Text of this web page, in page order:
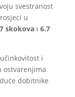
svestranost
u
skokovai 6.7
i
ostvarenjima
dobitnike